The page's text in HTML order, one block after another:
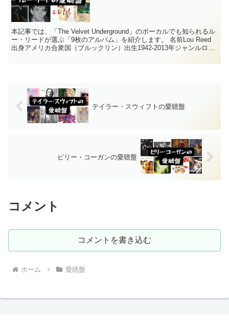
本記事では、「The Velvet Underground」のボーカルでも知られるル
ー・リードが選ぶ「9枚のアルバム」を紹介します。 名前Lou Reed
出身アメリカ合衆国（ブルックリン）出生1942-2013年ジャンルロッ
テイラー・スウィフトの愛聴盤
ビリー・コーガンの愛聴盤
コメント
コメントを書き込む
ホーム 愛聴盤